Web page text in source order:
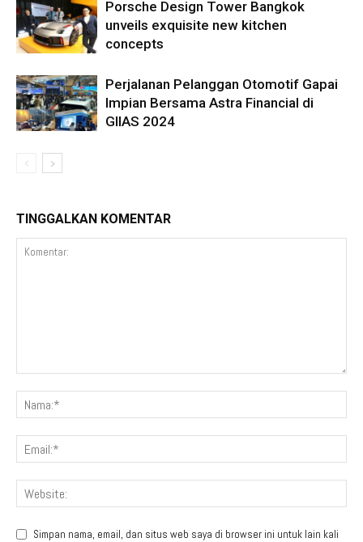
Porsche Design Tower Bangkok
unveils exquisite new kitchen
concepts
Perjalanan Pelanggan Otomotif Gapai
Impian Bersama Astra Financial di
GIIAS 2024
TINGGALKAN KOMENTAR
Simpan nama, email, dan situs web saya di browser ini untuk lain kali